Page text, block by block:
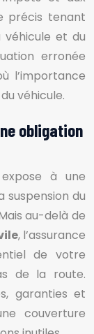
précis tenant
véhicule et du
erronée
l’importance
véhicule.
obligation
à une
du
au-delà de
, l’assurance
de votre
de la route.
garanties et
couverture